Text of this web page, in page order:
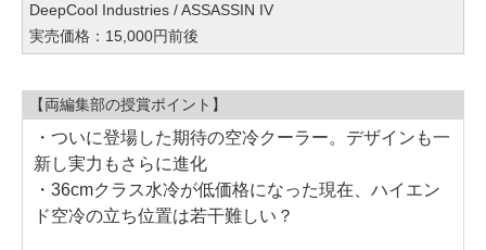
DeepCool Industries / ASSASSIN IV
実売価格：15,000円前後
【両編集部の授賞ポイント】
・ついに登場した期待の空冷クーラー。デザインも一
新し実力もさらに進化
・36cmクラス水冷が低価格になった現在、ハイエン
ド空冷の立ち位置は若干難しい？